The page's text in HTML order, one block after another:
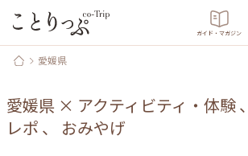
ガイド・マガジン
愛媛県
愛媛県 × アクティビティ・体験、
レポ 、 おみやげ